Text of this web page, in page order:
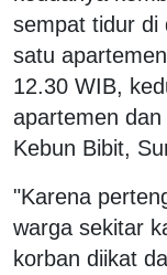
sempat tidur di
satu
12.30 WIB,
apartemen
Kebun Bibit,
"Karena
warga sekitar
korban diikat